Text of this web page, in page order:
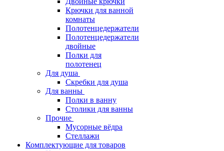
Крючки для ванной
комнаты
Полотенцедержатели
Полотенцедержатели
двойные
Полки для
полотенец
Для душа
Скребки для душа
Для ванны
Полки в ванну
Столики для ванны
Прочие
Мусорные вёдра
Стеллажи
Комплектующие для товаров